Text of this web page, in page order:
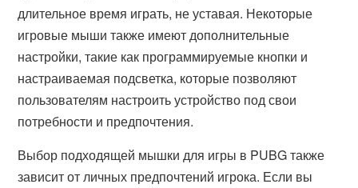
длительное время играть, не уставая. Некоторые
игровые мыши также имеют дополнительные
настройки, такие как программируемые кнопки и
настраиваемая подсветка, которые позволяют
пользователям настроить устройство под свои
потребности и предпочтения.
Выбор подходящей мышки для игры в PUBG также
зависит от личных предпочтений игрока. Если вы